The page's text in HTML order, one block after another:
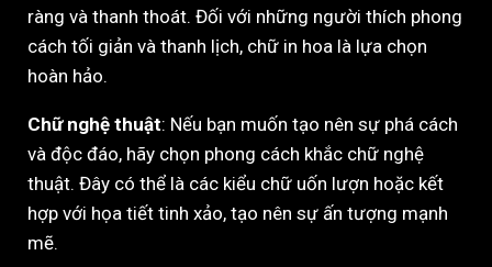
ràng và thanh thoát. Đối với những người thích phong
cách tối giản và thanh lịch, chữ in hoa là lựa chọn
hoàn hảo.
Chữ nghệ thuật: Nếu bạn muốn tạo nên sự phá cách
và độc đáo, hãy chọn phong cách khắc chữ nghệ
thuật. Đây có thể là các kiểu chữ uốn lượn hoặc kết
hợp với họa tiết tinh xảo, tạo nên sự ấn tượng mạnh
mẽ.